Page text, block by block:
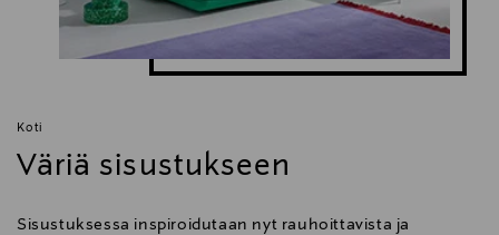
Koti
Väriä sisustukseen
Sisustuksessa inspiroidutaan nyt rauhoittavista ja